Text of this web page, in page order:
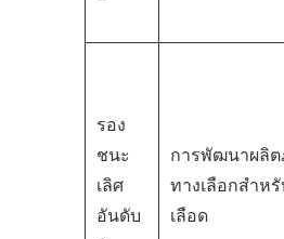
รอง
ชนะ
เลิศ
อันดับ
การพัฒนาผลิ
ทางเลือกสำห
เลือด